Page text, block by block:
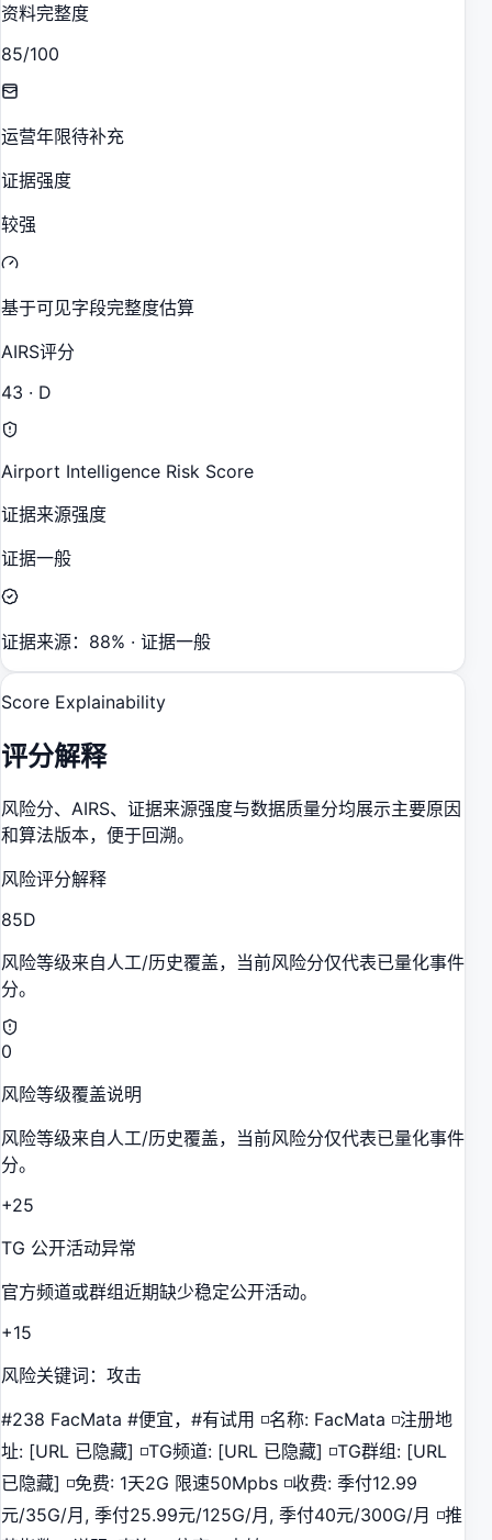
资料完整度
85/100
运营年限待补充
证据强度
较强
基于可见字段完整度估算
AIRS评分
43 · D
Airport Intelligence Risk Score
证据来源强度
证据一般
证据来源：88% · 证据一般
Score Explainability
评分解释
风险分、AIRS、证据来源强度与数据质量分均展示主要原因
和算法版本，便于回溯。
风险评分解释
85D
风险等级来自人工/历史覆盖，当前风险分仅代表已量化事件
分。
0
风险等级覆盖说明
风险等级来自人工/历史覆盖，当前风险分仅代表已量化事件
分。
+25
TG 公开活动异常
官方频道或群组近期缺少稳定公开活动。
+15
风险关键词：攻击
#238 FacMata #便宜，#有试用 ◽️名称: FacMata ◽️注册地
址: [URL 已隐藏] ◽️TG频道: [URL 已隐藏] ◽️TG群组: [URL
已隐藏] ◽️免费: 1天2G 限速50Mpbs ◽️收费: 季付12.99
元/35G/月, 季付25.99元/125G/月, 季付40元/300G/月 ◽️推